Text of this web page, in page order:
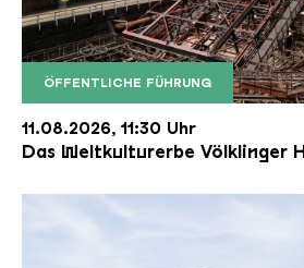
ÖFFENTLICHE FÜHRUNG
Der Erzschrägaufzug der
Copyright: Weltkulturerbe
11.08.2026, 11:30 Uhr
Das Weltkulturerbe Völklinger